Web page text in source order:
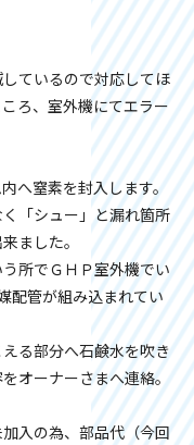
ているので対応してほ
ろ、室外機にてエラー
へ窒素を封入します。
「シュー」と漏れ箇所
ました。
所でＧＨＰ室外機でい
配管が組み込まれてい
る部分へ石鹸水を吹き
オーナーさまへ連絡。
入の為、部品代（今回